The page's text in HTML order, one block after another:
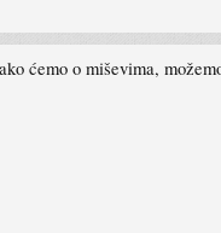
ćemo o miševima,